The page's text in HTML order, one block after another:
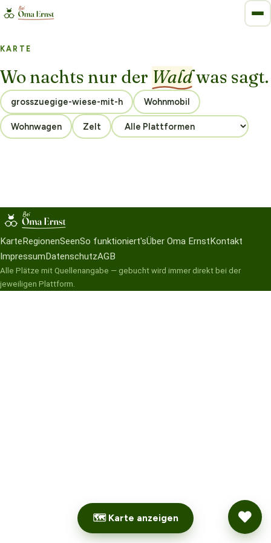
KARTE
Wo nachts nur der Waldwas sagt.
Wohnmobil
Wohnwagen Zelt
🗺 Karte anzeigen
Karte RegionenSeenSo funktioniert'sÜber Oma Ernst Kontakt
Impressum DatenschutzAGB
Alle Plätze mit Quellenangabe — gebucht wird immer direkt bei der
jeweiligen Plattform.